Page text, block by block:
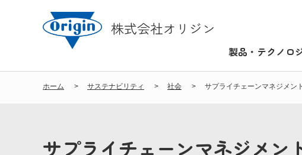
株式会社オリジン
製品・テクノロ
ホーム サステナビリティ 社会 サプライチェーンマネジメント
サプライチェーンマネジメン